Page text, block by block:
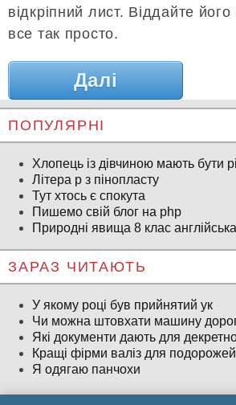
відкріпний лист. Віддайте
все так просто.
Далі
ПОПУЛЯРНІ
Хлопець із дівчиною мають бути
Літера р з пінопласту
Тут хтось є спокута
Пишемо свій блог на php
Природні явища 8 клас англійська
ЗАРАЗ ЧИТАЮТЬ
У якому році був прийнятий ук
Чи можна штовхати машину
Які документи дають для
Кращі фірми валіз для подорожей
Я одягаю панчохи